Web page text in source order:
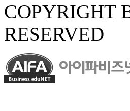
COPYRIGHT
RESERVED